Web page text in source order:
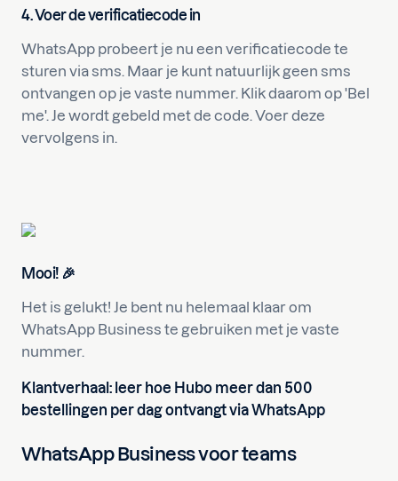
4. Voer de verificatiecode in
WhatsApp probeert je nu een verificatiecode te
sturen via sms. Maar je kunt natuurlijk geen sms
ontvangen op je vaste nummer. Klik daarom op 'Bel
me'. Je wordt gebeld met de code. Voer deze
vervolgens in.
Mooi! 🎉
Het is gelukt! Je bent nu helemaal klaar om
WhatsApp Business te gebruiken met je vaste
nummer.
Klantverhaal: leer hoe Hubo meer dan 500
bestellingen per dag ontvangt via WhatsApp
WhatsApp Business voor teams